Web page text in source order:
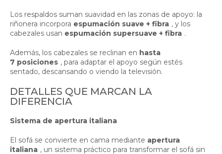
Los respaldos suman suavidad en las zonas de apoyo: la
riñonera incorpora espumación suave + fibra , y los
cabezales usan espumación supersuave + fibra .
Además, los cabezales se reclinan en hasta
7 posiciones , para adaptar el apoyo según estés
sentado, descansando o viendo la televisión.
DETALLES QUE MARCAN LA
DIFERENCIA
Sistema de apertura italiana
El sofá se convierte en cama mediante apertura
italiana , un sistema práctico para transformar el sofá sin